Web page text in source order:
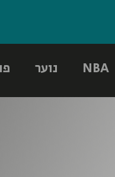
NBA נוער